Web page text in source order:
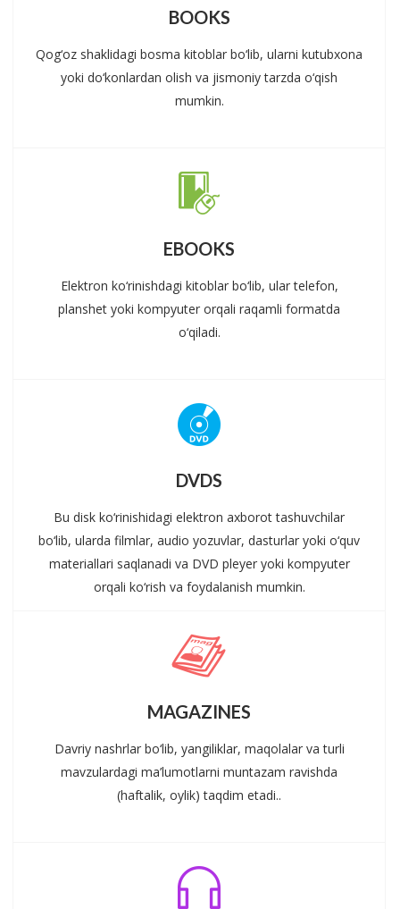
BOOKS
Qog‘oz shaklidagi bosma kitoblar bo‘lib, ularni kutubxona
yoki do‘konlardan olish va jismoniy tarzda o‘qish
mumkin.
EBOOKS
Elektron ko‘rinishdagi kitoblar bo‘lib, ular telefon,
planshet yoki kompyuter orqali raqamli formatda
o‘qiladi.
DVDS
Bu disk ko‘rinishidagi elektron axborot tashuvchilar
bo‘lib, ularda filmlar, audio yozuvlar, dasturlar yoki o‘quv
materiallari saqlanadi va DVD pleyer yoki kompyuter
orqali ko‘rish va foydalanish mumkin.
MAGAZINES
Davriy nashrlar bo‘lib, yangiliklar, maqolalar va turli
mavzulardagi ma’lumotlarni muntazam ravishda
(haftalik, oylik) taqdim etadi..